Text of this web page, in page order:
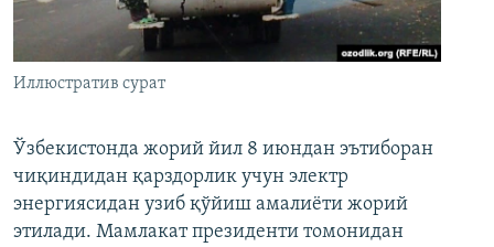
Иллюстратив сурат
Ўзбекистонда жорий йил 8 июндан эътиборан
чиқиндидан қарздорлик учун электр
энергиясидан узиб қўйиш амалиёти жорий
этилади. Мамлакат президенти томонидан